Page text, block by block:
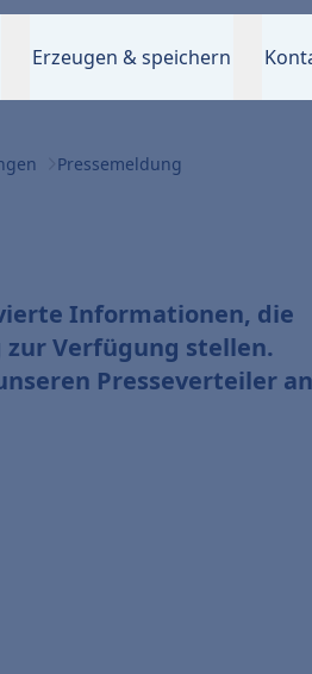
Erzeugen & speichern
Pressemeldung
Informationen, die
Verfügung stellen.
Presseverteiler